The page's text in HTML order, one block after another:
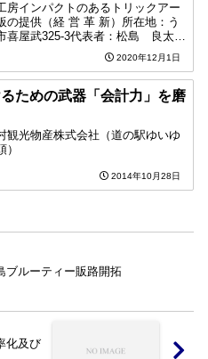
房インパクトのあるトリックアー
の提供（経 営 革 新）所在地：う
喜屋武325-3代表者：松島 良太
： 製造業設 立：平成元年7 月
：098-974-2882経営革新の概要取
広げていきたいが、現在取引のあ
2020年12月1日
ための武器「会計力」を磨
観光物産株式会社（道の駅ゆいゆ
）
2014年10月28日
ブルーティー販路開拓
化及び